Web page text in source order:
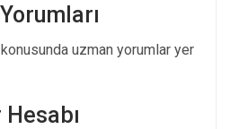
uzman yorumlar yer